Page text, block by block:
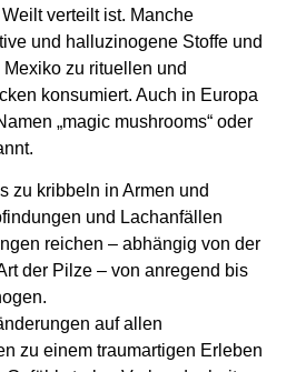
verteilt ist. Manche
und halluzinogene Stoffe und
zu rituellen und
konsumiert. Auch in Europa
„magic mushrooms“ oder
zu kribbeln in Armen und
und Lachanfällen
reichen – abhängig von der
der Pilze – von anregend bis
auf allen
zu einem traumartigen Erleben